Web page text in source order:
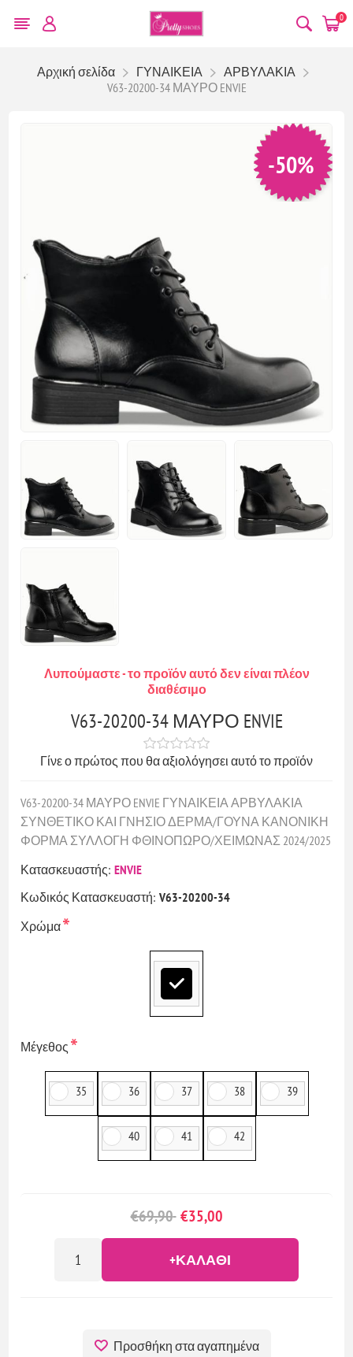
0
Αρχική σελίδα ΓΥΝΑΙΚΕΙΑ
ΑΡΒΥΛΑΚΙΑ
V63-20200-34 ΜΑΥΡΟ ENVIE
-50%
Λυπούμαστε - το προϊόν αυτό δεν είναι πλέον
διαθέσιμο
V63-20200-34 ΜΑΥΡΟ ENVIE
Γίνε ο πρώτος που θα αξιολόγησει αυτό το προϊόν
V63-20200-34 ΜΑΥΡΟ ENVIE ΓΥΝΑΙΚΕΙΑ ΑΡΒΥΛΑΚΙΑ
ΣΥΝΘΕΤΙΚΟ ΚΑΙ ΓΝΗΣΙΟ ΔΕΡΜΑ/ΓΟΥΝΑ ΚΑΝΟΝΙΚΗ
ΦΟΡΜΑ ΣΥΛΛΟΓΗ ΦΘΙΝΟΠΩΡΟ/ΧΕΙΜΩΝΑΣ 2024/2025
Κατασκευαστής: ENVIE
Κωδικός Κατασκευαστή: V63-20200-34
Χρώμα*
Μέγεθος*
35 36 37 38 39
40 41 42
€69,90 €35,00
+ΚΑΛΆΘΙ
Προσθήκη στα αγαπημένα